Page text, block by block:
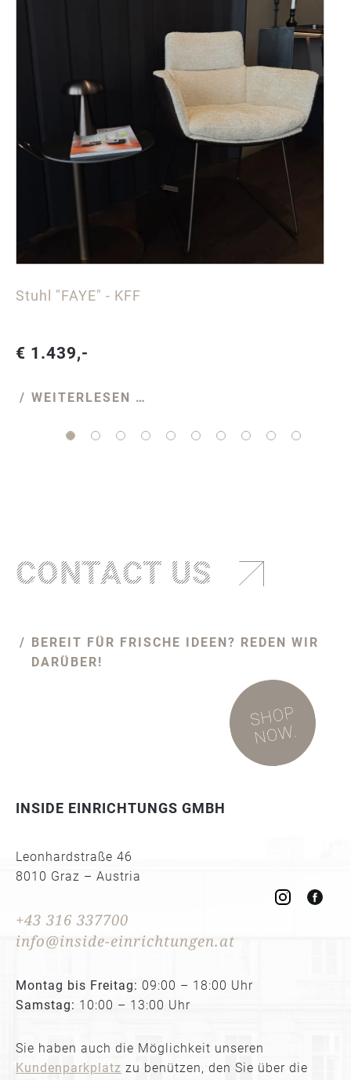
Stuhl "FAYE" - KFF
€ 1.439,-
WEITERLESEN …
CONTACT US
BEREIT FÜR FRISCHE IDEEN? REDEN WIR
DARÜBER!
INSIDE EINRICHTUNGS GMBH
Leonhardstraße 46
8010 Graz – Austria
+43 316 337700
info@inside-einrichtungen.at
Montag bis Freitag: 09:00 – 18:00 Uhr
Samstag: 10:00 – 13:00 Uhr
Sie haben auch die Möglichkeit unseren
Kundenparkplatz zu benützen, den Sie über die